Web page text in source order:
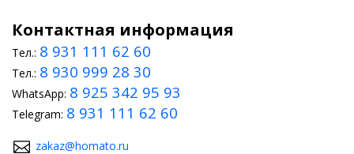
Контактная информация
Тел.: 8 931 111 62 60
Тел.: 8 930 999 28 30
WhatsApp: 8 925 342 95 93
Telegram: 8 931 111 62 60
zakaz@homato.ru